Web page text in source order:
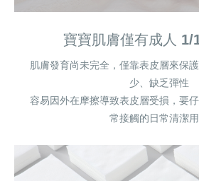
寶寶肌膚僅有成人 1/
肌膚發育尚未完全，僅靠表皮層來保
少、缺乏彈性
容易因外在摩擦導致表皮層受損，要
常接觸的日常清潔